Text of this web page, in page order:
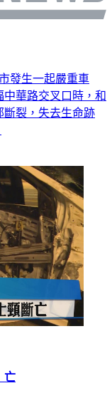
發生一起嚴重車
華路交叉口時，和
斷裂，失去生命跡
亡